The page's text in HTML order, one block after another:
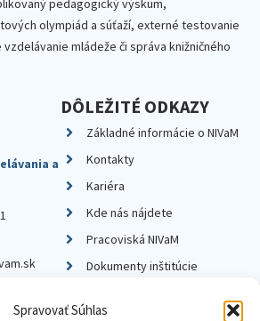
Spravovať Súhlas
pedagogický výskum,
olympiád a súťaží, externé testovanie
mládeže či správa knižničného
a
DÔLEŽITÉ ODKAZY
Základné informácie o NIVaM
Kontakty
Kariéra
Kde nás nájdete
Pracoviská NIVaM
Dokumenty inštitúcie